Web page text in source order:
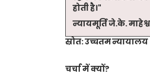
होती है।"
न्यायमूर्ति जे.के.
स्रोत: उच्चतमन्यायालय
चर्चा में क्यों?